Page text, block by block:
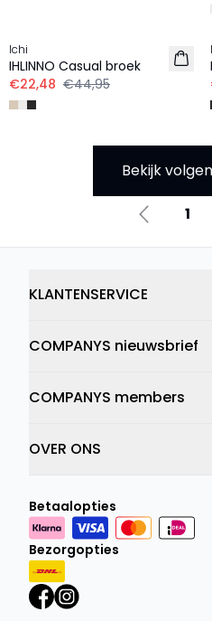
LINNEN
Ichi
IHLINNO Casual broek
€22,48 €44,95
Bekijk
1
KLANTENSERVICE
COMPANYS nieuwsbrief
COMPANYS members
OVER ONS
Betaalopties
Bezorgopties